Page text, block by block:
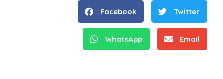
Facebook Twitter
WhatsApp Email